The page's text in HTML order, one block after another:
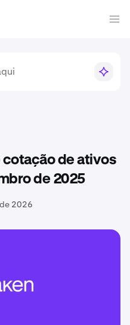
de ativos
de 2025
2026